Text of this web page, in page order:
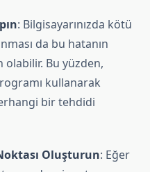
: Bilgisayarınızda kötü
da bu hatanın
olabilir. Bu yüzden,
kullanarak
bir tehdidi
Oluşturun: Eğer